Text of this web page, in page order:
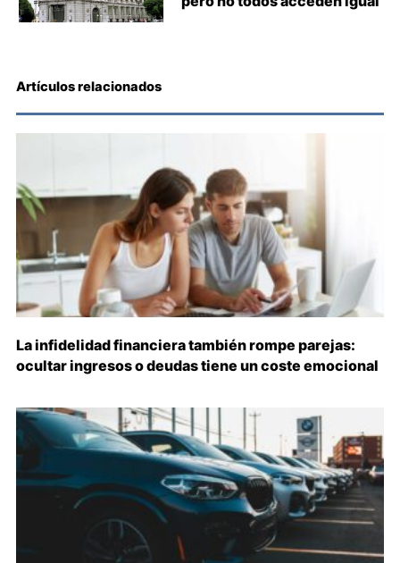
Artículos relacionados
La infidelidad financiera también rompe parejas:
ocultar ingresos o deudas tiene un coste emocional